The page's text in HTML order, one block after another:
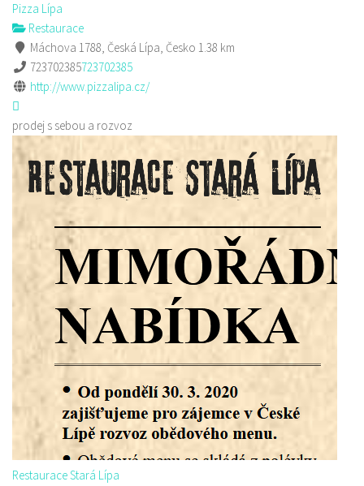
Pizza Lípa
Restaurace
Máchova 1788, Česká Lípa, Česko 1.38 km
723702385723702385
http://www.pizzalipa.cz/
prodej s sebou a rozvoz
Restaurace Stará Lípa